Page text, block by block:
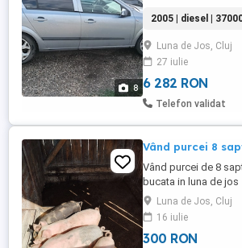
8
2027si asigurare
negociabil.
2005 | diesel |
Luna de Jos, Cluj
27 iulie
6 282 RON
Telefon validat
Vând purcei 8
Vând purcei de 8
bucata in luna de jos
Luna de Jos, Cluj
16 iulie
300 RON